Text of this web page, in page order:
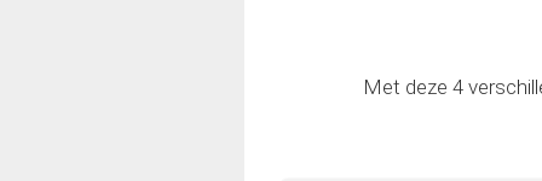
Met deze 4